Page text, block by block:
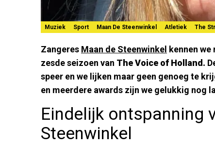
Muziek Sport Maan De Steenwinkel Atletiek The
Zangeres Maan de Steenwinkel kennen
zesde seizoen van The Voice of Holland.
speer en we lijken maar geen genoeg te
en meerdere awards zijn we gelukkig nog
Eindelijk ontspanning
Steenwinkel